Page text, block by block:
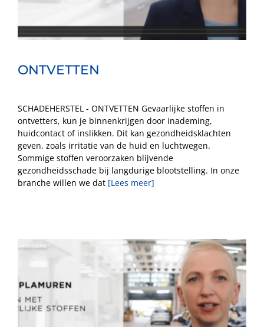
ONTVETTEN
SCHADEHERSTEL - ONTVETTEN Gevaarlijke stoffen in
ontvetters, kun je binnenkrijgen door inademing,
huidcontact of inslikken. Dit kan gezondheidsklachten
geven, zoals irritatie van de huid en luchtwegen.
Sommige stoffen veroorzaken blijvende
gezondheidsschade bij langdurige blootstelling. In onze
branche willen we dat [Lees meer]